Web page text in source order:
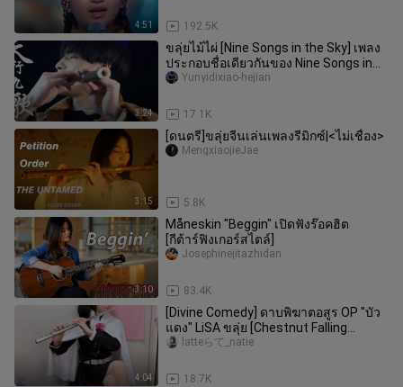
4:51 192.5K
3:24
ขลุ่ยไม้ไผ่ [Nine Songs in the Sky] เพลง
ประกอบชื่อเดียวกันของ Nine Songs in
the Sky by the Bright Mo
17.1K
Yunyidixiao-hejian
3:15
[ดนตรี]ขลุ่ยจีนเล่นเพลงรีมิกซ์|<ไม่เชื่อง>
5.8K
MengxiaojieJae
3:10
Måneskin "Beggin" เปิดฟังร๊อคฮิต
[กีต้าร์ฟิงเกอร์สไตล์]
83.4K
Josephinejitazhidan
4:04
[Divine Comedy] ดาบพิฆาตอสูร OP "บัว
แดง" LiSA ขลุ่ย [Chestnut Falling
Chanel Cosplay]
18.7K
latteらて_natie